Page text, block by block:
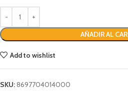
AÑADIR AL
Add to wishlist
SKU:8697704014000